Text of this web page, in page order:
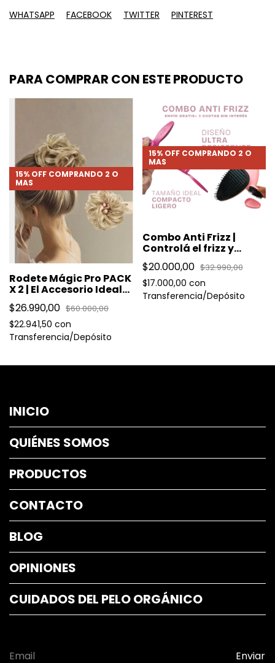
WHATSAPP FACEBOOK TWITTER PINTEREST
PARA COMPRAR CON ESTE PRODUCTO
15% OFF COMPRANDO 2 O
MAS
Rodete Mágic Pro PACK
X 2 | El Accesorio Ideal
para Rodetes
Voluminosos y
Naturales en Segundos
$26.990,00 $60.000,00
$22.941,50 con
Transferencia/Depósito
15% OFF COMPRANDO 2 O
MAS
Combo Anti Frizz |
Controlá el frizz y
cuidá tu cabello donde
vayas
$20.000,00 $32.990,00
$17.000,00 con
Transferencia/Depósito
INICIO
QUIÉNES SOMOS
PRODUCTOS
CONTACTO
BLOG
OPINIONES
CUIDADOS DEL PELO ORGÁNICO